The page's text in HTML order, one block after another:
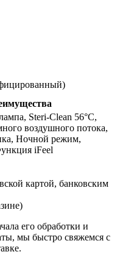
Steri-Clean 56°C,
воздушного потока,
Ночной режим,
iFeel
картой, банковским
его обработки и
мы быстро свяжемся с